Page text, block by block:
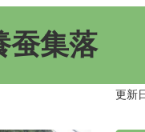
蚕集落
更新